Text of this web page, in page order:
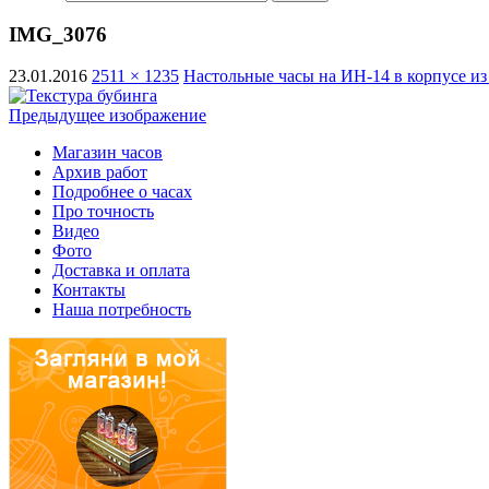
IMG_3076
23.01.2016 2511 × 1235 Настольные часы на ИН-14 в корпусе
Предыдущее изображение
Магазин часов
Архив работ
Подробнее о часах
Про точность
Видео
Фото
Доставка и оплата
Контакты
Наша потребность